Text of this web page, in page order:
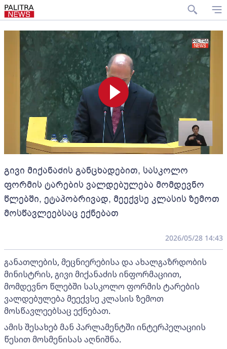
გივი მიქანაძის განცხადებით, სასკოლო
ფორმის ტარების ვალდებულება მომდევნო
წლებში, ეტაპობრივად, მეექვსე კლასის ზემოთ
მოსწავლეებსაც ექნებათ
2026/05/28 14:43
განათლების, მეცნიერებისა და ახალგაზრდობის
მინისტრის, გივი მიქანაძის ინფორმაციით,
მომდევნო წლებში სასკოლო ფორმის ტარების
ვალდებულება მეექვსე კლასის ზემოთ
მოსწავლეებსაც ექნებათ.
ამის შესახებ მან პარლამენტში ინტერპელაციის
წესით მოსმენისას აღნიშნა.